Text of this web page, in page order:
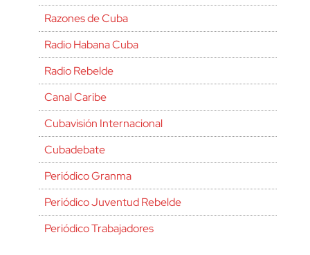
Razones de Cuba
Radio Habana Cuba
Radio Rebelde
Canal Caribe
Cubavisión Internacional
Cubadebate
Periódico Granma
Periódico Juventud Rebelde
Periódico Trabajadores